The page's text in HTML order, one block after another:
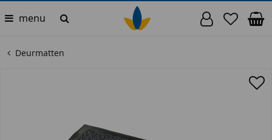
menu
Deurmatten